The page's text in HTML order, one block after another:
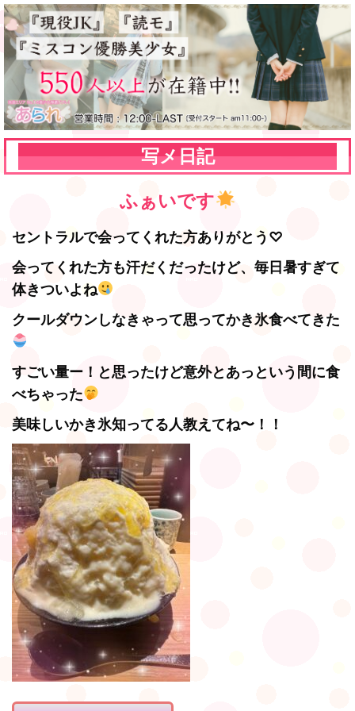
写メ日記
ふぁいです
セントラルで会ってくれた方ありがとう♡
会ってくれた方も汗だくだったけど、毎日暑すぎて
体きついよね
クールダウンしなきゃって思ってかき氷食べてきた
すごい量ー！と思ったけど意外とあっという間に食
べちゃった
美味しいかき氷知ってる人教えてね〜！！